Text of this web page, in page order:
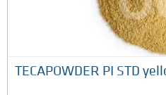
TECAPOWDER PI STD